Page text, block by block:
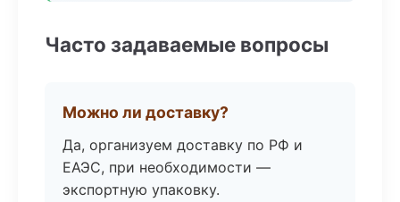
Часто задаваемые вопросы
Можно ли доставку?
Да, организуем доставку по РФ и
ЕАЭС, при необходимости —
экспортную упаковку.